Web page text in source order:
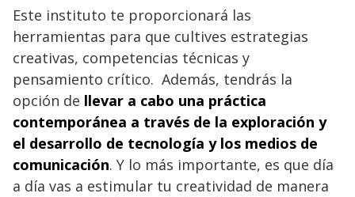
Este instituto te proporcionará las
herramientas para que cultives estrategias
creativas, competencias técnicas y
pensamiento crítico. Además, tendrás la
opción de llevar a cabo una práctica
contemporánea a través de la exploración y
el desarrollo de tecnología y los medios de
comunicación. Y lo más importante, es que día
a día vas a estimular tu creatividad de manera